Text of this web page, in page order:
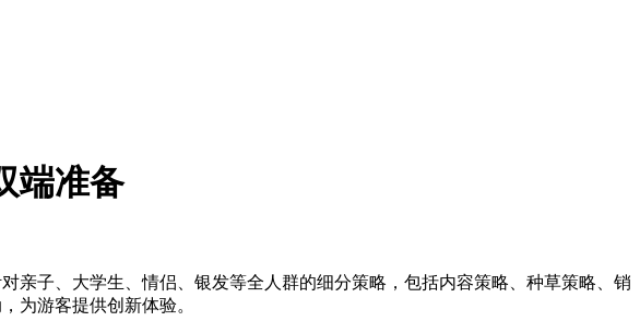
端准备
亲子、大学生、情侣、银发等全人群的细分策略，包括内容策略、种草策略、销
为游客提供创新体验。